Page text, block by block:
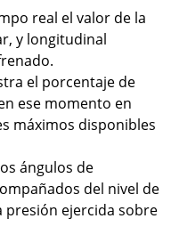
real el valor de la
y longitudinal
el porcentaje de
ese momento en
máximos disponibles
ángulos de
del nivel de
presión ejercida sobre